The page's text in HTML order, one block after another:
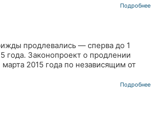
Подробнее
продлевались — сперва до 1
года. Законопроект о продлении
2015 года по независящим от
Подробнее